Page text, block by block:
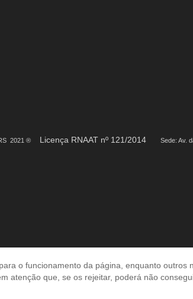
2021 ® Licença RNAAT nº 121/2014 Sede: Av.
o funcionamento da página, enquanto
atenção que, se os rejeitar, poderá não